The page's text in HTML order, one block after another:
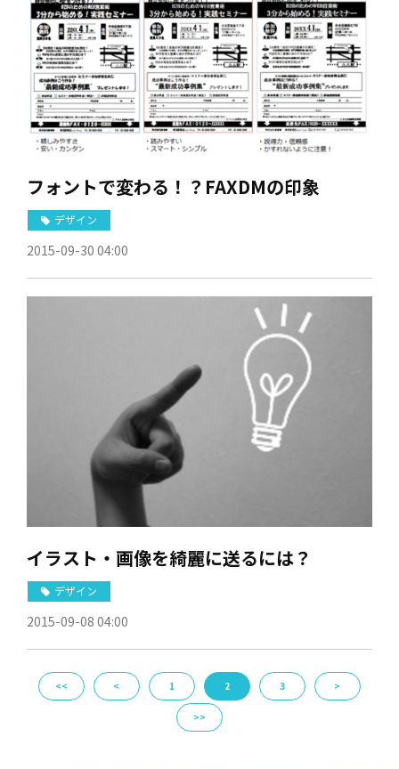
フォントで変わる！？FAXDMの印象
デザイン
2015-09-30 04:00
イラスト・画像を綺麗に送るには？
デザイン
2015-09-08 04:00
<< < 1 2 3 >
>>